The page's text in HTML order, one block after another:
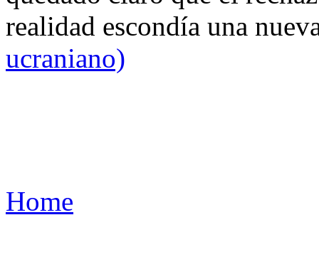
realidad escondía una
ucraniano)
Home